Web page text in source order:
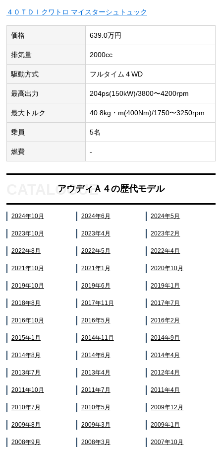
４０ＴＤＩクワトロ マイスターシュトュック
価格 639.0万円
排気量 2000cc
駆動方式 フルタイム４WD
最高出力 204ps(150kW)/3800〜4200rpm
最大トルク 40.8kg・m(400Nm)/1750〜3250rpm
乗員 5名
燃費 -
アウディＡ４の歴代モデル
2024年10月 2024年6月 2024年5月
2023年10月 2023年4月 2023年2月
2022年8月 2022年5月 2022年4月
2021年10月 2021年1月 2020年10月
2019年10月 2019年6月 2019年1月
2018年8月 2017年11月 2017年7月
2016年10月 2016年5月 2016年2月
2015年1月 2014年11月 2014年9月
2014年8月 2014年6月 2014年4月
2013年7月 2013年4月 2012年4月
2011年10月 2011年7月 2011年4月
2010年7月 2010年5月 2009年12月
2009年8月 2009年3月 2009年1月
2008年9月 2008年3月 2007年10月